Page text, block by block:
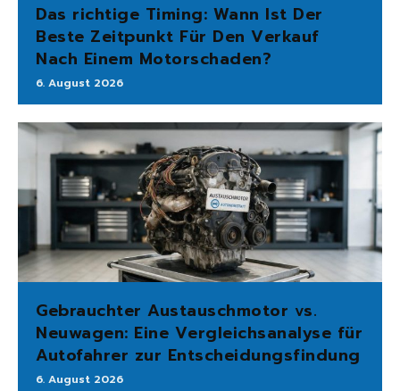
Das richtige Timing: Wann Ist Der
Beste Zeitpunkt Für Den Verkauf
Nach Einem Motorschaden?
6. August 2026
Gebrauchter Austauschmotor vs.
Neuwagen: Eine Vergleichsanalyse für
Autofahrer zur Entscheidungsfindung
6. August 2026